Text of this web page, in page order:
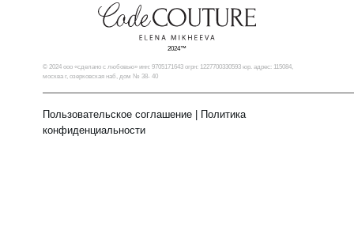
© 2024 ооо «сделано с любовью» инн: 9705171643 огрн: 1227700330593 юр. адрес: 115084,
москва г, озерковская наб, дом № 38- 40
Пользовательское соглашение
Политика
конфиденциальности
2024™